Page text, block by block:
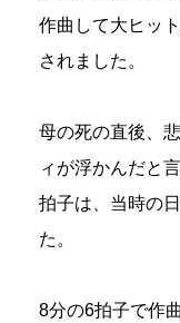
作曲して大ヒッ
されました。
母の死の直後、
ィが浮かんだと
拍子は、当時の
た。
8分の6拍子で作